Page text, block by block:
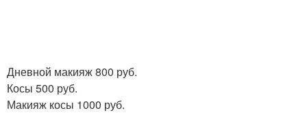
Дневной макияж 800 руб.
Косы 500 руб.
Макияж косы 1000 руб.